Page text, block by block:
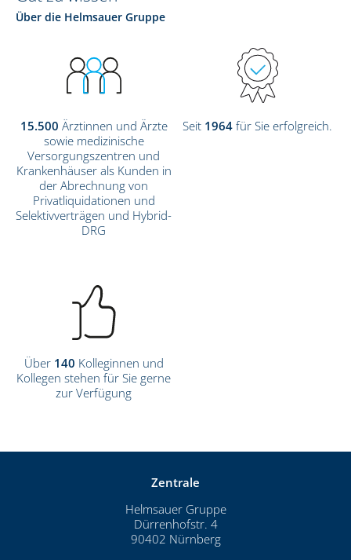
Über die Helmsauer Gruppe
15.500 Ärztinnen und Ärzte
sowie medizinische
Versorgungszentren und
Krankenhäuser als Kunden in
der Abrechnung von
Privatliquidationen und
Selektivverträgen und Hybrid-
DRG
Seit 1964 für Sie erfolgreich.
Über140 Kolleginnen und
Kollegen stehen für Sie gerne
zur Verfügung
Zentrale
Helmsauer Gruppe
Dürrenhofstr. 4
90402 Nürnberg